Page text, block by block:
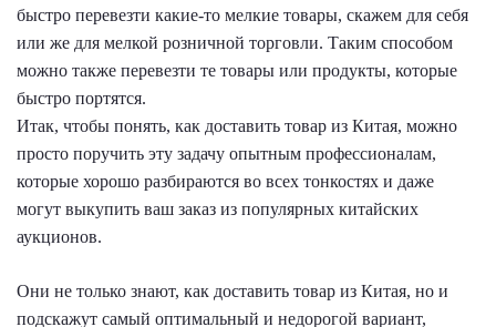
быстро перевезти какие-то мелкие товары, скажем для себя
или же для мелкой розничной торговли. Таким способом
можно также перевезти те товары или продукты, которые
быстро портятся.
Итак, чтобы понять, как доставить товар из Китая, можно
просто поручить эту задачу опытным профессионалам,
которые хорошо разбираются во всех тонкостях и даже
могут выкупить ваш заказ из популярных китайских
аукционов.
Они не только знают, как доставить товар из Китая, но и
подскажут самый оптимальный и недорогой вариант,